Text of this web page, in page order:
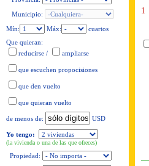
Municipio:
Mín:
Máx:
cuartos
Que quieran:
reducirse / ampliarse
que escuchen propocisiones
que den vuelto
que quieran vuelto
de menos de: USD
Yo tengo:
(la vivienda o una de las que ofreces)
Propiedad:
1